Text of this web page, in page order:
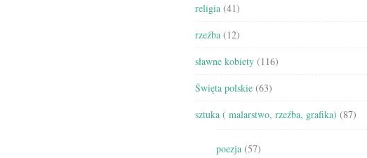
religia (41)
rzeźba (12)
sławne kobiety (116)
Święta polskie (63)
sztuka ( malarstwo, rzeźba, grafika) (87)
poezja (57)